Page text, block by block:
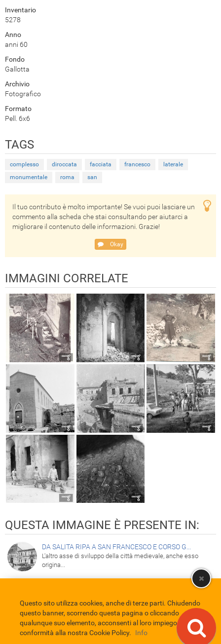
Inventario
5278
Anno
anni 60
Fondo
Gallotta
Archivio
Fotografico
Formato
Pell. 6x6
TAGS
complesso diroccata facciata francesco
laterale
monumentale
roma san
Il tuo contributo è molto importante! Se vuoi puoi lasciare un
commento alla scheda che stai consultando per aiutarci a
migliorare il contenuto delle informazioni. Grazie!
Okay
IMMAGINI CORRELATE
QUESTA IMMAGINE È PRESENTE IN:
DA SALITA RIPA A SAN FRANCESCO E CORSO G...
L'altro asse di sviluppo della città medievale, anche esso
origina...
Comune di Eboli Servizio Bibliotecario Nazionale
Privacy policy
Credits
EBAD
Questo sito utilizza cookies, anche di terze parti. Chiudendo
questo banner, scorrendo questa pagina o cliccando
qualunque suo elemento, acconsenti al loro impiego in
conformità alla nostra Cookie Policy.
Info